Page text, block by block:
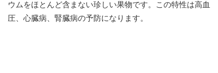
ウムをほとんど含まない珍しい果物です。この特性は高血
圧、心臓病、腎臓病の予防になります。